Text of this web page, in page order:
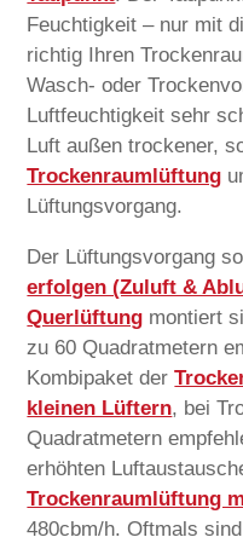
Feuchtigkeit – nur mit
richtig Ihren
Wasch- oder
Luftfeuchtigkeit sehr
Luft außen trockener,
Trockenraumlüftung
Lüftungsvorgang.
Der Lüftungsvorgang
erfolgen (Zuluft &
Querlüftung montiert
zu 60 Quadratmetern
Kombipaket der
kleinen Lüftern, bei
Quadratmetern
erhöhten
Trockenraumlüftung
480cbm/h. Oftmals